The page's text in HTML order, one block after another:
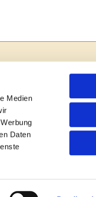
Medien
Daten